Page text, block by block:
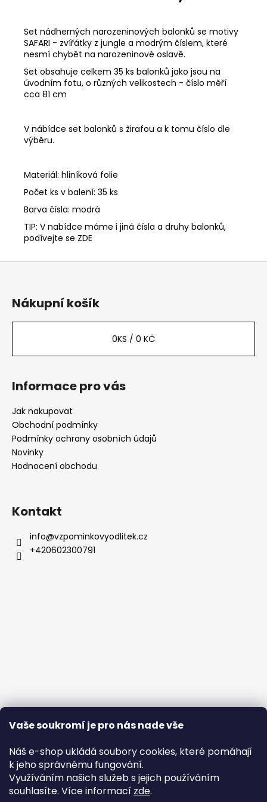
Vaše soukromí je pro nás nade vše
Náš e-shop ukládá soubory cookies, které pomáhají
k jeho správnému fungování.
Využíváním našich služeb s jejich používáním
souhlasíte. Více informací zde.
Set nádherných narozeninových balonků se motivy
SAFARI - zvířátky z jungle a modrým číslem, které
nesmí chybět na narozeninové oslavě.
Set obsahuje celkem 35 ks balonků jako jsou na
úvodním fotu, o různých velikostech - číslo měří
cca 81 cm
V nábídce set balonků s žirafou a k tomu číslo dle
výběru.
Materiál: hliníková folie
Počet ks v balení: 35 ks
Barva čísla: modrá
TIP: V nabídce máme i jiná čísla a druhy balonků,
podívejte se ZDE
Z
Nákupní košík
0KS / 0 KČ
Informace pro vás
Jak nakupovat
Obchodní podmínky
Podmínky ochrany osobních údajů
Novinky
Hodnocení obchodu
Kontakt
info@vzpominkovyodlitek.cz
+420602300791